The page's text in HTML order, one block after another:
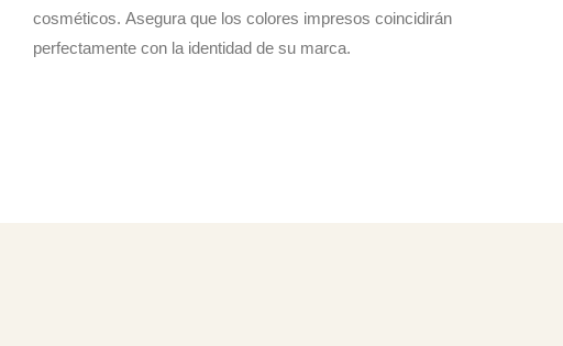
cosméticos. Asegura que los colores impresos coincidirán
perfectamente con la identidad de su marca.